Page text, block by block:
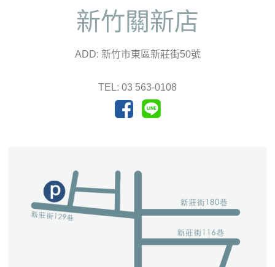
新竹關新店
ADD: 新竹市東區新莊街50號
TEL: 03 563-0108